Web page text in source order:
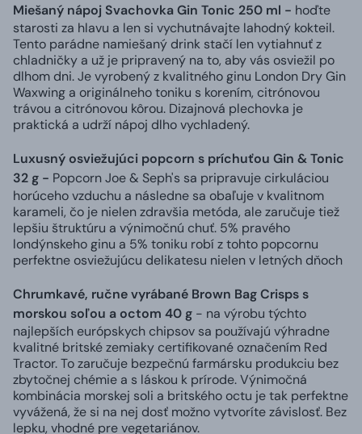
Miešaný nápoj Svachovka Gin Tonic 250 ml - hoďte
starosti za hlavu a len si vychutnávajte lahodný kokteil.
Tento parádne namiešaný drink stačí len vytiahnuť z
chladničky a už je pripravený na to, aby vás osviežil po
dlhom dni. Je vyrobený z kvalitného ginu London Dry Gin
Waxwing a originálneho toniku s korením, citrónovou
trávou a citrónovou kôrou. Dizajnová plechovka je
praktická a udrží nápoj dlho vychladený.
Luxusný osviežujúci popcorn s príchuťou Gin & Tonic
32 g - Popcorn Joe & Seph's sa pripravuje cirkuláciou
horúceho vzduchu a následne sa obaľuje v kvalitnom
karameli, čo je nielen zdravšia metóda, ale zaručuje tiež
lepšiu štruktúru a výnimočnú chuť. 5% pravého
londýnskeho ginu a 5% toniku robí z tohto popcornu
perfektne osviežujúcu delikatesu nielen v letných dňoch
Chrumkavé, ručne vyrábané Brown Bag Crisps s
morskou soľou a octom 40 g - na výrobu týchto
najlepších európskych chipsov sa používajú výhradne
kvalitné britské zemiaky certifikované označením Red
Tractor. To zaručuje bezpečnú farmársku produkciu bez
zbytočnej chémie a s láskou k prírode. Výnimočná
kombinácia morskej soli a britského octu je tak perfektne
vyvážená, že si na nej dosť možno vytvoríte závislosť. Bez
lepku, vhodné pre vegetariánov.